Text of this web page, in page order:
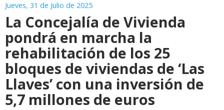
Jueves, 31 de Julio de 2025
La Concejalía de Vivienda
pondrá en marcha la
rehabilitación de los 25
bloques de viviendas de ‘Las
Llaves’ con una inversión de
5,7 millones de euros